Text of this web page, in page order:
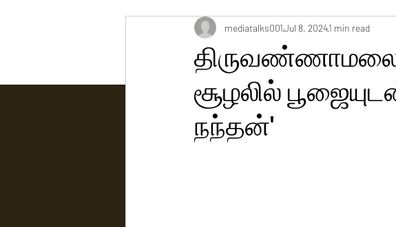
Movies Gallery Actress Gallery
சூழலில்
நந்தன்'
mediatalks001Jul 8, 20241 min read